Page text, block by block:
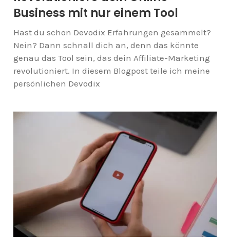
Business mit nur einem Tool
Hast du schon Devodix Erfahrungen gesammelt?
Nein? Dann schnall dich an, denn das könnte
genau das Tool sein, das dein Affiliate-Marketing
revolutioniert. In diesem Blogpost teile ich meine
persönlichen Devodix